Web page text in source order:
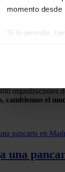
momento
Si lo permite,
redes sociales,
con los
la ciudadanía
actos
para
los impactos
España.
cambiemos el
una